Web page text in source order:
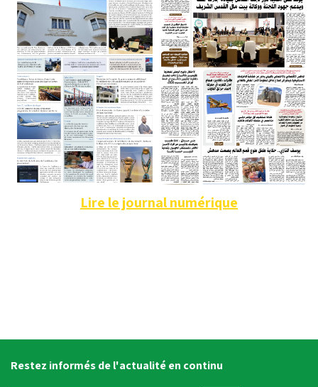
Lire le journal numérique
Restez informés de l'actualité en continu